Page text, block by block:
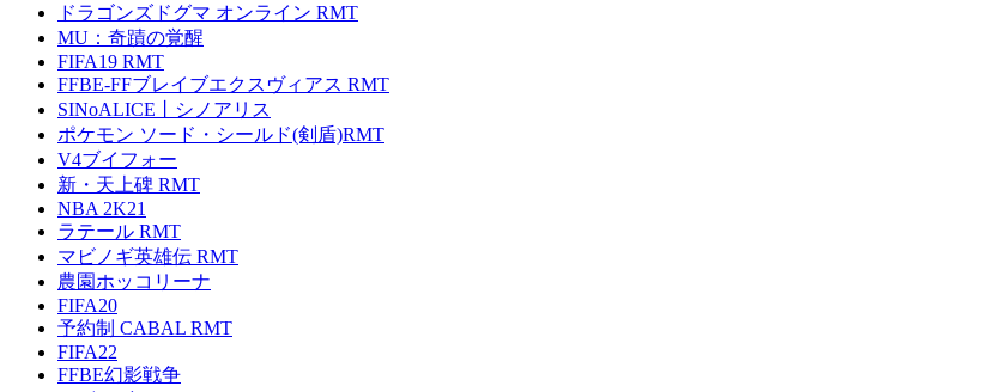
ドラゴンズドグマ オンライン RMT
MU：奇蹟の覚醒
FIFA19 RMT
FFBE-FFブレイブエクスヴィアス RMT
SINoALICE丨シノアリス
ポケモン ソード・シールド(剣盾)RMT
V4ブイフォー
新・天上碑 RMT
NBA 2K21
ラテール RMT
マビノギ英雄伝 RMT
農園ホッコリーナ
FIFA20
予約制 CABAL RMT
FIFA22
FFBE幻影戦争